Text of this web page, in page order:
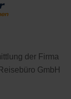
der Firma
GmbH